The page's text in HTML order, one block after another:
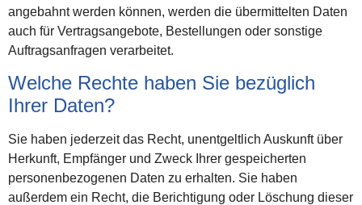
angebahnt werden können, werden die übermittelten Daten
auch für Vertragsangebote, Bestellungen oder sonstige
Auftragsanfragen verarbeitet.
Welche Rechte haben Sie bezüglich
Ihrer Daten?
Sie haben jederzeit das Recht, unentgeltlich Auskunft über
Herkunft, Empfänger und Zweck Ihrer gespeicherten
personenbezogenen Daten zu erhalten. Sie haben
außerdem ein Recht, die Berichtigung oder Löschung dieser